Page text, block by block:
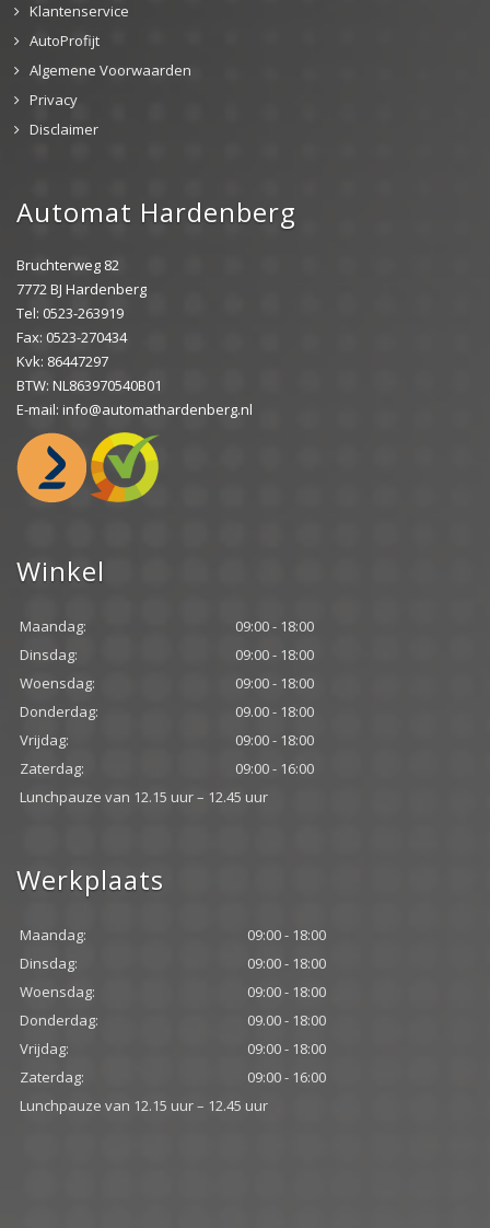
Klantenservice
AutoProfijt
Algemene Voorwaarden
Privacy
Disclaimer
Automat Hardenberg
Bruchterweg 82
7772 BJ Hardenberg
Tel: 0523-263919
Fax: 0523-270434
Kvk: 86447297
BTW: NL863970540B01
E-mail: info@automathardenberg.nl
Winkel
Maandag:
09:00 - 18:00
Dinsdag:
09:00 - 18:00
Woensdag:
09:00 - 18:00
Donderdag:
09.00 - 18:00
Vrijdag:
09:00 - 18:00
Zaterdag:
09:00 - 16:00
Lunchpauze van 12.15 uur – 12.45 uur
Werkplaats
Maandag:
09:00 - 18:00
Dinsdag:
09:00 - 18:00
Woensdag:
09:00 - 18:00
Donderdag:
09.00 - 18:00
Vrijdag:
09:00 - 18:00
Zaterdag:
09:00 - 16:00
Lunchpauze van 12.15 uur – 12.45 uur